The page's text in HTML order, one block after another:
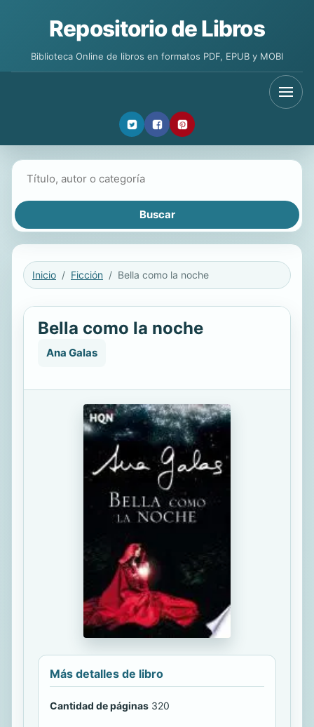
Repositorio de Libros
Biblioteca Online de libros en formatos PDF, EPUB y MOBI
Inicio Ficción Bella como la noche
Bella como la noche
Ana Galas
Más detalles de libro
Cantidad de páginas 320